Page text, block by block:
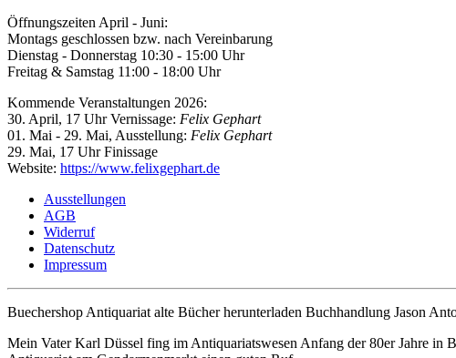
Öffnungszeiten April - Juni:
Montags geschlossen bzw. nach Vereinbarung
Dienstag - Donnerstag 10:30 - 15:00 Uhr
Freitag & Samstag 11:00 - 18:00 Uhr
Kommende Veranstaltungen 2026:
30. April, 17 Uhr Vernissage: Felix Gephart
01. Mai - 29. Mai, Ausstellung: Felix Gephart
29. Mai, 17 Uhr Finissage
Website: https://www.felixgephart.de
Ausstellungen
AGB
Widerruf
Datenschutz
Impressum
Buechershop Antiquariat alte Bücher herunterladen Buchhandlung Jason
Mein Vater Karl Düssel fing im Antiquariatswesen Anfang der 80er Jahre in